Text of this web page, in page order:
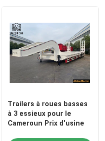
Trailers à roues basses
à 3 essieux pour le
Cameroun Prix d'usine